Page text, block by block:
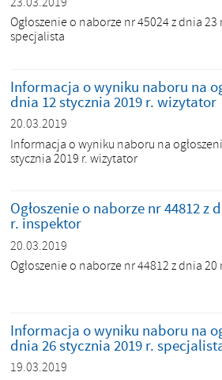
Ogłoszenie o naborze nr 45024 z dnia 23
specjalista
Informacja o wyniku naboru na
dnia 12 stycznia 2019 r. wizytator
20.03.2019
Informacja o wyniku naboru na
stycznia 2019 r. wizytator
Ogłoszenie o naborze nr 44812 z
r. inspektor
20.03.2019
Ogłoszenie o naborze nr 44812 z dnia
Informacja o wyniku naboru na
dnia 26 stycznia 2019 r.
19.03.2019